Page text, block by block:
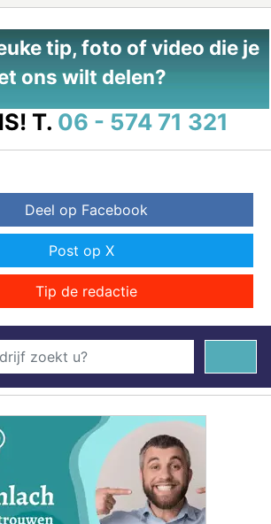
tip, foto of video die je
ons wilt delen?
T. 06 - 574 71 321
Deel op Facebook
Post op X
Tip de redactie